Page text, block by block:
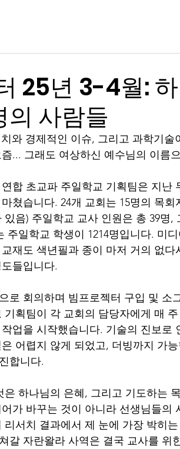
25년 3-4월:
사람들
와 경제적인 이슈, 그리고 과학기술
... 그래도 여상하신 예수님의 이름
합 초교파 주일학교 기획팀은 지난
쳤습니다. 24개 교회는 15명의 목
음) 주일학교 교사 인원은 총 39명,
주일학교 학생이 1214명입니다. 미
재도 색년필과 종이 마저 거의 없다
들입니다.
로 회의하며 빔프로젝터 구입 및 소
획팀이 각 교회의 담당자에게 매
업을 시작했습니다. 기술의 진보로
어렵지 않게 되었고, 더빙까지 가
합니다.
하나님의 은혜, 그리고 기도하는
가 바꾸는 것이 아니라 선생님들의
서치 결과에서 제 눈에 가장 박히
갈 자란왈라 사역은 결국 교사를 위